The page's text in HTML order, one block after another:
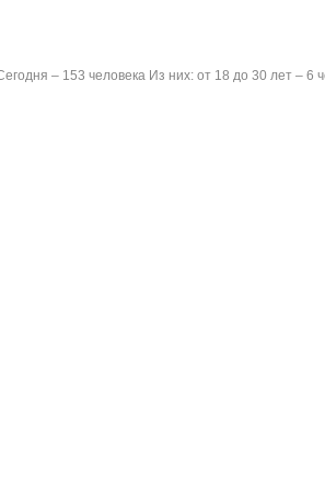
– 153 человека Из них: от 18 до 30 лет – 6